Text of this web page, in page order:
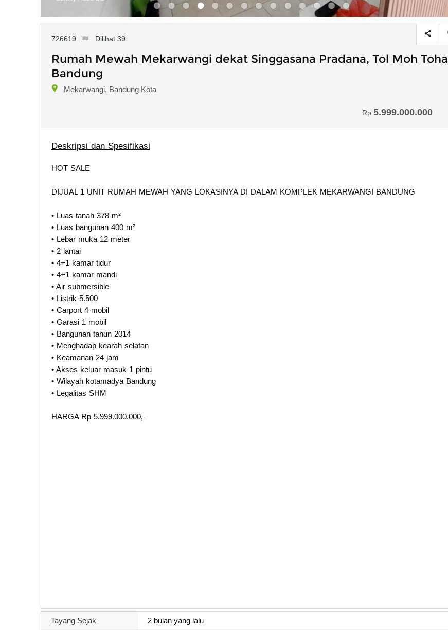
726619 Dilihat 39
Rumah Mewah Mekarwangi dekat Singgasana Pradana, Tol Moh Toha
Bandung
Mekarwangi, Bandung Kota
Rp 5.999.000.000
Deskripsi dan Spesifikasi
HOT SALE
DIJUAL 1 UNIT RUMAH MEWAH YANG LOKASINYA DI DALAM KOMPLEK MEKARWANGI BANDUNG
• Luas tanah 378 m²
• Luas bangunan 400 m²
• Lebar muka 12 meter
• 2 lantai
• 4+1 kamar tidur
• 4+1 kamar mandi
• Air submersible
• Listrik 5.500
• Carport 4 mobil
• Garasi 1 mobil
• Bangunan tahun 2014
• Menghadap kearah selatan
• Keamanan 24 jam
• Akses keluar masuk 1 pintu
• Wilayah kotamadya Bandung
• Legalitas SHM
HARGA Rp 5.999.000.000,-
Tayang Sejak 2 bulan yang lalu